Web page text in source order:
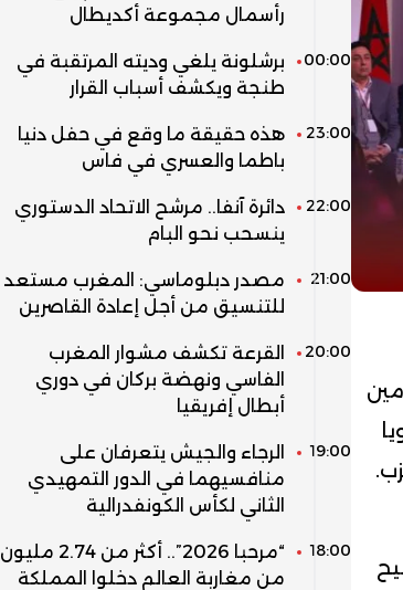
رأسمال مجموعة أكديطال
00:00
برشلونة يلغي وديته المرتقبة في
طنجة ويكشف أسباب القرار
23:00
هذه حقيقة ما وقع في حفل دنيا
باطما والعسري في فاس
22:00
دائرة آنفا.. مرشح الاتحاد الدستوري
ينسحب نحو البام
21:00
مصدر دبلوماسي: المغرب مستعد
للتنسيق من أجل إعادة القاصرين
20:00
القرعة تكشف مشوار المغرب
الفاسي ونهضة بركان في دوري
أبطال إفريقيا
19:00
الرجاء والجيش يتعرفان على
منافسيهما في الدور التمهيدي
الثاني لكأس الكونفدرالية
18:00
“مرحبا 2026”.. أكثر من 2.74 مليون
من مغاربة العالم دخلوا المملكة